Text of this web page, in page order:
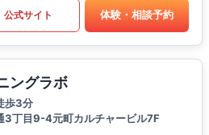
公式サイト 体験・相談予約
ングラボ
歩3分
3丁目9-4元町カルチャービル7F